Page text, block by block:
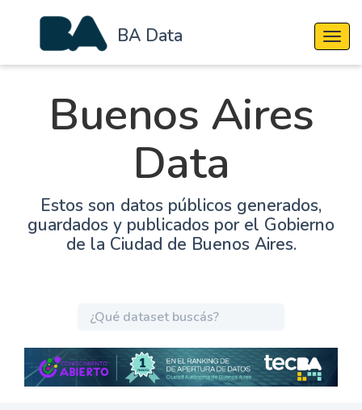
BA Data
Buenos Aires
Data
Estos son datos públicos generados,
guardados y publicados por el Gobierno
de la Ciudad de Buenos Aires.